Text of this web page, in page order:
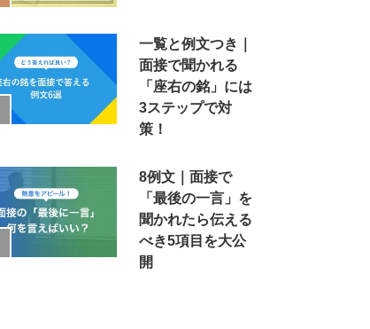
一覧と例文つき｜
面接で聞かれる
「座右の銘」には
3ステップで対
策！
8例文｜面接で
「最後の一言」を
聞かれたら伝える
べき5項目を大公
開